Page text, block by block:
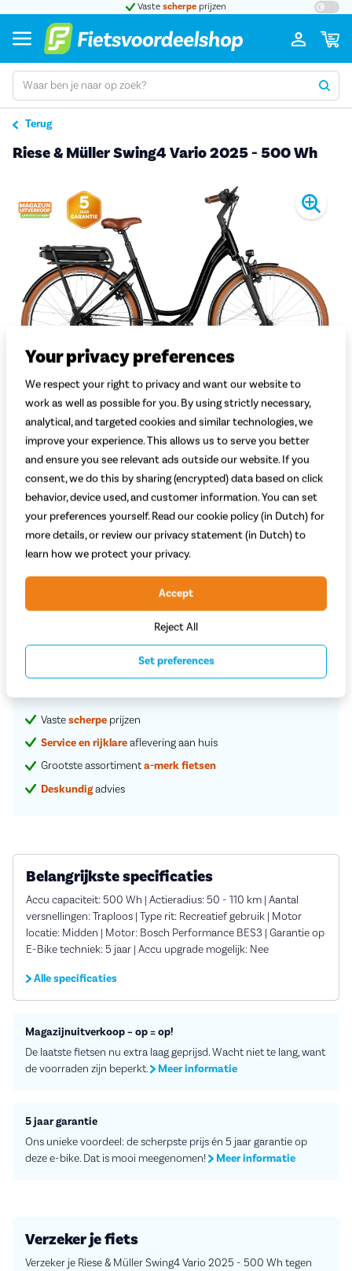
Vaste scherpe prijzen
Terug
Riese & Müller Swing4 Vario 2025 - 500 Wh
Welke kleur kies je?
Groen Mat
Zwart
Welke maat kies je?Uitleg
Selecteer lichaamslengte
Adviesprijs4.319,-
3.099,-
Proefrit in de winkel
Vastescherpeprijzen
Service en rijklareaflevering aan huis
Grootste assortimenta-merk fietsen
Deskundigadvies
Belangrijkste specificaties
Accu capaciteit: 500 Wh | Actieradius: 50 - 110 km | Aantal
versnellingen: Traploos | Type rit: Recreatief gebruik | Motor
locatie: Midden | Motor: Bosch Performance BES3 | Garantie op
E-Bike techniek: 5 jaar | Accu upgrade mogelijk: Nee
Alle specificaties
Magazijnuitverkoop – op = op!
De laatste fietsen nu extra laag geprijsd. Wacht niet te lang, want
de voorraden zijn beperkt.
Meer informatie
5 jaar garantie
Ons unieke voordeel: de scherpste prijs én 5 jaar garantie op
deze e-bike. Dat is mooi meegenomen!
Meer informatie
Verzeker je fiets
Verzeker je Riese & Müller Swing4 Vario 2025 - 500 Wh tegen
Your privacy preferences
We respect your right to privacy and want our website to
work as well as possible for you. By using strictly necessary,
analytical, and targeted cookies and similar technologies, we
improve your experience. This allows us to serve you better
and ensure you see relevant ads outside our website. If you
consent, we do this by sharing (encrypted) data based on click
behavior, device used, and customer information. You can set
your preferences yourself. Read our cookie policy (in Dutch) for
more details, or review our privacy statement (in Dutch) to
learn how we protect your privacy.
Reject All
Accept
Set preferences